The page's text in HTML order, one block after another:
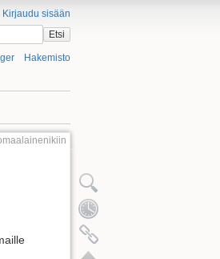
Kirjaudu sisään
Etsi
Hakemisto